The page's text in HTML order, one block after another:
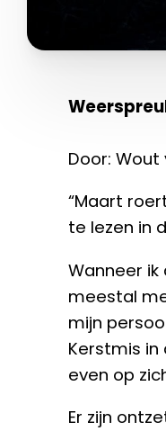
Door: Wout
“Maart
te lezen in
Wanneer
meestal
mijn
Kerstmis
even op
Er zijn